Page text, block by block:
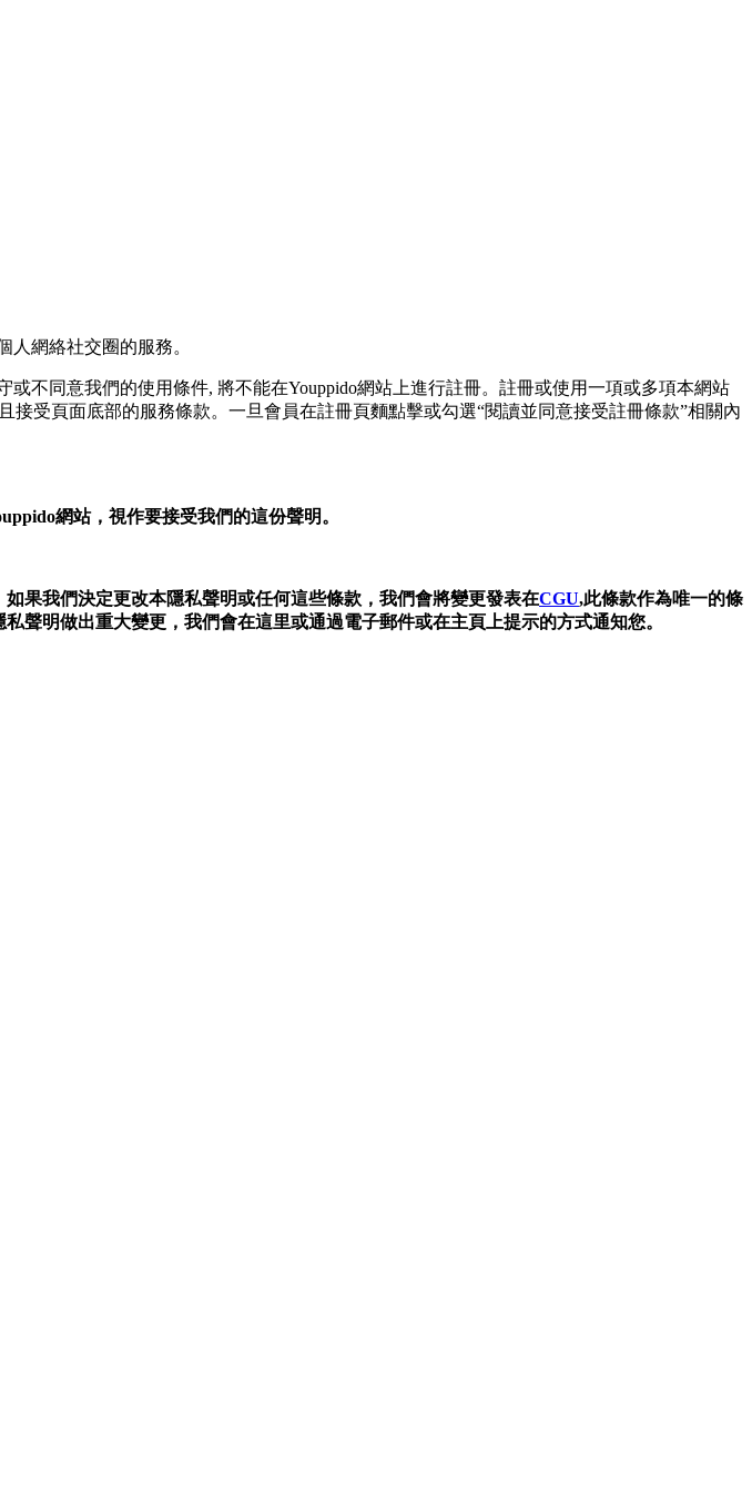
網絡社交圈的服務。
不同意我們的使用條件, 將不能在Youppido網站上進行註冊。註冊或使用一項或多項本網站
受頁面底部的服務條款。一旦會員在註冊頁麵點擊或勾選“閱讀並同意接受註冊條款”相關內
網站，視作要接受我們的這份聲明。
果我們決定更改本隱私聲明或任何這些條款，我們會將變更發表在CGU,此條款作為唯一的條
聲明做出重大變更，我們會在這里或通過電子郵件或在主頁上提示的方式通知您。